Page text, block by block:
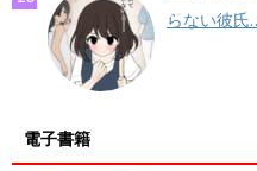
らない彼氏
電子書籍